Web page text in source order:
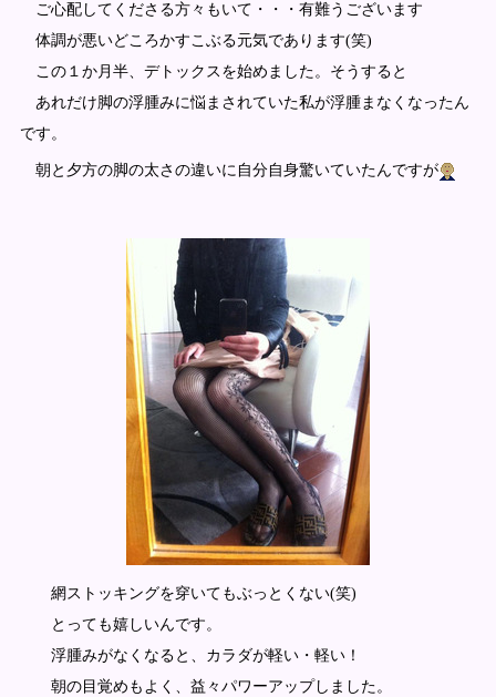
ご心配してくださる方々もいて・・・有難うございます
体調が悪いどころかすこぶる元気であります(笑)
この１か月半、デトックスを始めました。そうすると
あれだけ脚の浮腫みに悩まされていた私が浮腫まなくなったん
です。
朝と夕方の脚の太さの違いに自分自身驚いていたんですが
網ストッキングを穿いてもぶっとくない(笑)
とっても嬉しいんです。
浮腫みがなくなると、カラダが軽い・軽い！
朝の目覚めもよく、益々パワーアップしました。